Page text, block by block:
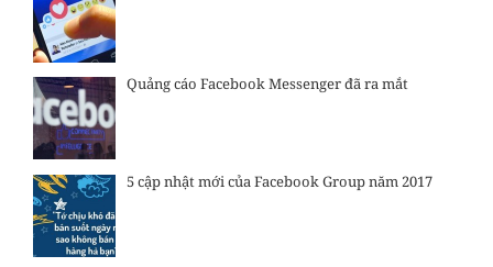
Quảng cáo Facebook Messenger đã ra mắt
5 cập nhật mới của Facebook Group năm 2017